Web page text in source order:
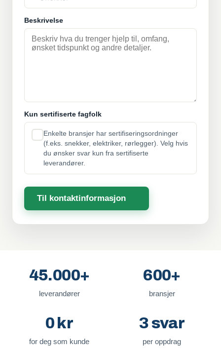
Beskrivelse
Kun sertifiserte fagfolk
Enkelte bransjer har sertifiseringsordninger
(f.eks. snekker, elektriker, rørlegger). Velg hvis
du ønsker svar kun fra sertifiserte
leverandører.
Til kontaktinformasjon
45.000+
leverandører
600+
bransjer
0 kr
for deg som kunde
3 svar
per oppdrag